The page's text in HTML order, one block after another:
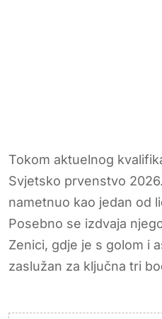
Tokom aktuelnog
Svjetsko prvenstvo
nametnuo kao jedan od
Posebno se izdvaja
Zenici, gdje je s golom i
zaslužan za ključna tri